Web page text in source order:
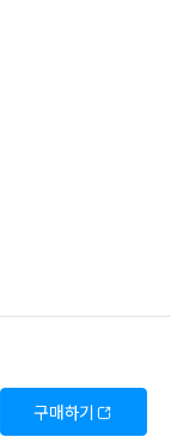
구매하기